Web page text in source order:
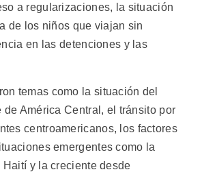
a regularizaciones, la situación
de los niños que viajan sin
en las detenciones y las
temas como la situación del
de América Central, el tránsito por
centroamericanos, los factores
emergentes como la
y la creciente desde